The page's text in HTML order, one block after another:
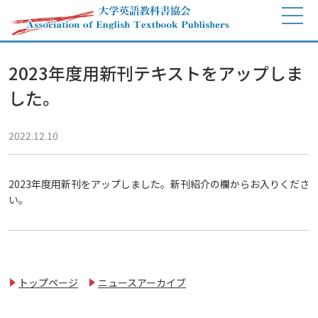
2023年度用新刊テキストをアップしま
した。
2022.12.10
2023年度用新刊をアップしました。新刊紹介の欄からお入りくださ
い。
トップページ ニュースアーカイブ